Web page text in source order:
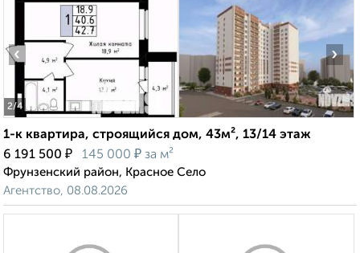
2/4
‹ ›
1-к квартира, строящийся дом, 43м², 13/14 этаж
6 191 500 ₽ 145 000 ₽ за м²
Фрунзенский район, Красное Село
Агентство, 08.08.2026